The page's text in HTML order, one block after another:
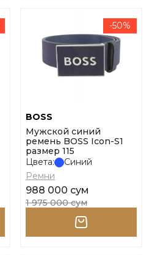
-50%
BOSS
Мужской синий
ремень BOSS Icon-S1
размер 115
Цвета:
Синий
Ремни
988 000 сум
1 975 000 сум